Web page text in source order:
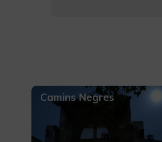
Camins Negres